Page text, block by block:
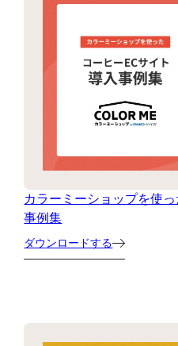
カラーミーショップを使
事例集
ダウンロードする